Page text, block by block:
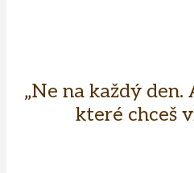
„Ne na každý
které chceš